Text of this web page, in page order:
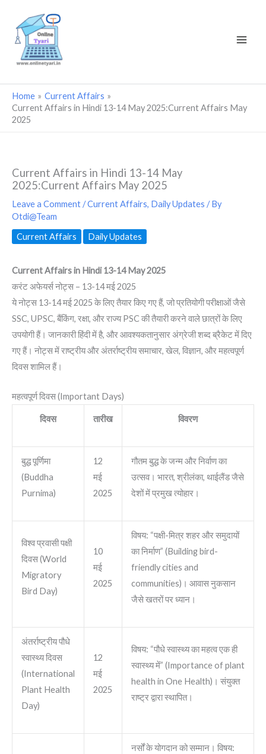
content
Home
Current Affairs
Current Affairs in Hindi 13-14 May 2025:Current Affairs May
2025
Current Affairs in Hindi 13-14 May
2025:Current Affairs May 2025
Leave a Comment/Current Affairs, Daily Updates / By
Otdi@Team
Current Affairs
Daily Updates
Current Affairs in Hindi 13-14 May 2025
करंट अफेयर्स नोट्स – 13-14 मई 2025
ये नोट्स 13-14 मई 2025 के लिए तैयार किए गए हैं, जो प्रतियोगी परीक्षाओं जैसे
SSC, UPSC, बैंकिंग, रक्षा, और राज्य PSC की तैयारी करने वाले छात्रों के लिए
उपयोगी हैं। जानकारी हिंदी में है, और आवश्यकतानुसार अंग्रेजी शब्द ब्रैकेट में दिए
गए हैं। नोट्स में राष्ट्रीय और अंतर्राष्ट्रीय समाचार, खेल, विज्ञान, और महत्वपूर्ण
दिवस शामिल हैं।
महत्वपूर्ण दिवस (Important Days)
दिवस तारीख विवरण
बुद्ध पूर्णिमा
(Buddha
Purnima)
12
मई
2025
गौतम बुद्ध के जन्म और निर्वाण का
उत्सव। भारत, श्रीलंका, थाईलैंड जैसे
देशों में प्रमुख त्योहार।
विश्व प्रवासी पक्षी
दिवस (World
Migratory
Bird Day)
10
मई
2025
विषय: “पक्षी-मित्र शहर और समुदायों
का निर्माण” (Building bird-
friendly cities and
communities)। आवास नुकसान
जैसे खतरों पर ध्यान।
अंतर्राष्ट्रीय पौधे
स्वास्थ्य दिवस
(International
Plant Health
Day)
12
मई
2025
विषय: “पौधे स्वास्थ्य का महत्व एक ही
स्वास्थ्य में” (Importance of plant
health in One Health)। संयुक्त
राष्ट्र द्वारा स्थापित।
नर्सों के योगदान को सम्मान। विषय: